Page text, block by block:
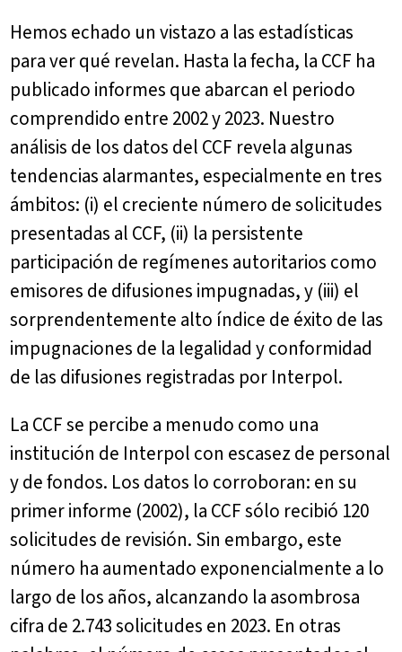
Hemos echado un vistazo a las estadísticas
para ver qué revelan. Hasta la fecha, la CCF ha
publicado informes que abarcan el periodo
comprendido entre 2002 y 2023. Nuestro
análisis de los datos del CCF revela algunas
tendencias alarmantes, especialmente en tres
ámbitos: (i) el creciente número de solicitudes
presentadas al CCF, (ii) la persistente
participación de regímenes autoritarios como
emisores de difusiones impugnadas, y (iii) el
sorprendentemente alto índice de éxito de las
impugnaciones de la legalidad y conformidad
de las difusiones registradas por Interpol.
La CCF se percibe a menudo como una
institución de Interpol con escasez de personal
y de fondos. Los datos lo corroboran: en su
primer informe (2002), la CCF sólo recibió 120
solicitudes de revisión. Sin embargo, este
número ha aumentado exponencialmente a lo
largo de los años, alcanzando la asombrosa
cifra de 2.743 solicitudes en 2023. En otras